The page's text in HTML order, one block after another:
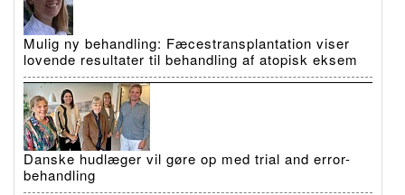
Mulig ny behandling: Fæcestransplantation viser
lovende resultater til behandling af atopisk eksem
Danske hudlæger vil gøre op med trial and error-
behandling